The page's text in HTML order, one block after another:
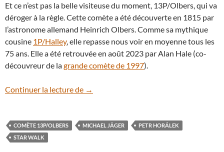
Et ce n’est pas la belle visiteuse du moment, 13P/Olbers, qui va
déroger à la règle. Cette comète a été découverte en 1815 par
l’astronome allemand Heinrich Olbers. Comme sa mythique
cousine 1P/Halley, elle repasse nous voir en moyenne tous les
75 ans. Elle a été retrouvée en août 2023 par Alan Hale (co-
découvreur de lagrande comète de 1997).
Continuer la lecture de La comète 13P/Olbers revient nous
→
COMÈTE 13P/OLBERS MICHAEL JÄGER
PETR HORÁLEK
STAR WALK